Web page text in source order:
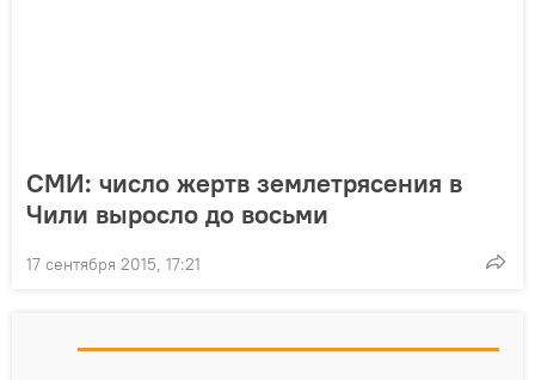
СМИ: число жертв землетрясения в
Чили выросло до восьми
17 сентября 2015, 17:21